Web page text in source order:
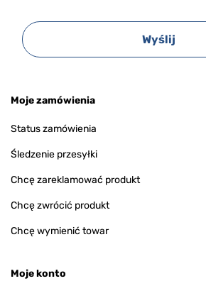
Wyślij
Moje zamówienia
Status zamówienia
Śledzenie przesyłki
Chcę zareklamować produkt
Chcę zwrócić produkt
Chcę wymienić towar
Moje konto